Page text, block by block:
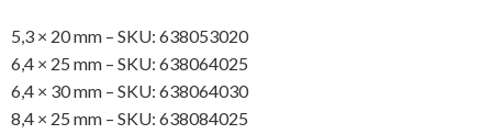
5,3 × 20 mm – SKU: 638053020
6,4 × 25 mm – SKU: 638064025
6,4 × 30 mm – SKU: 638064030
8,4 × 25 mm – SKU: 638084025